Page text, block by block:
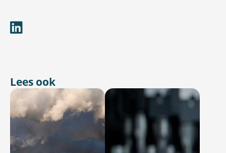
Lees ook